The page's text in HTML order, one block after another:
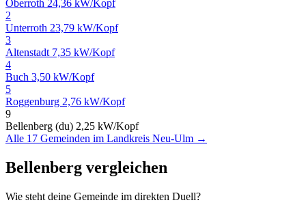
Oberroth 24,36 kW/Kopf
2
Unterroth 23,79 kW/Kopf
3
Altenstadt 7,35 kW/Kopf
4
Buch 3,50 kW/Kopf
5
Roggenburg 2,76 kW/Kopf
9
Bellenberg (du) 2,25 kW/Kopf
Alle 17 Gemeinden im Landkreis Neu-Ulm →
Bellenberg vergleichen
Wie steht deine Gemeinde im direkten Duell?